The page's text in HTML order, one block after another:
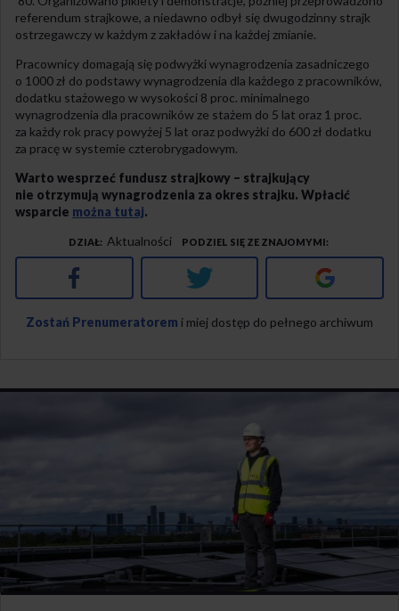
referendum strajkowe, a niedawno odbył się dwugodzinny strajk
ostrzegawczy w każdym z zakładów i na każdej zmianie.
Pracownicy domagają się podwyżki wynagrodzenia zasadniczego
o 1000 zł do podstawy wynagrodzenia dla każdego z pracowników,
dodatku stażowego w wysokości 8 proc. minimalnego
wynagrodzenia dla pracowników ze stażem do 5 lat oraz 1 proc.
za każdy rok pracy powyżej 5 lat oraz podwyżki do 600 zł dodatku
za pracę w systemie czterobrygadowym.
Warto wesprzeć fundusz strajkowy – strajkujący
nie otrzymują wynagrodzenia za okres strajku. Wpłacić
wsparcie można tutaj.
DZIAŁ Aktualności PODZIEL SIĘ ZE ZNAJOMYMI
Facebook Twitter Google+
Zostań Prenumeratorem i miej dostęp do pełnego archiwum